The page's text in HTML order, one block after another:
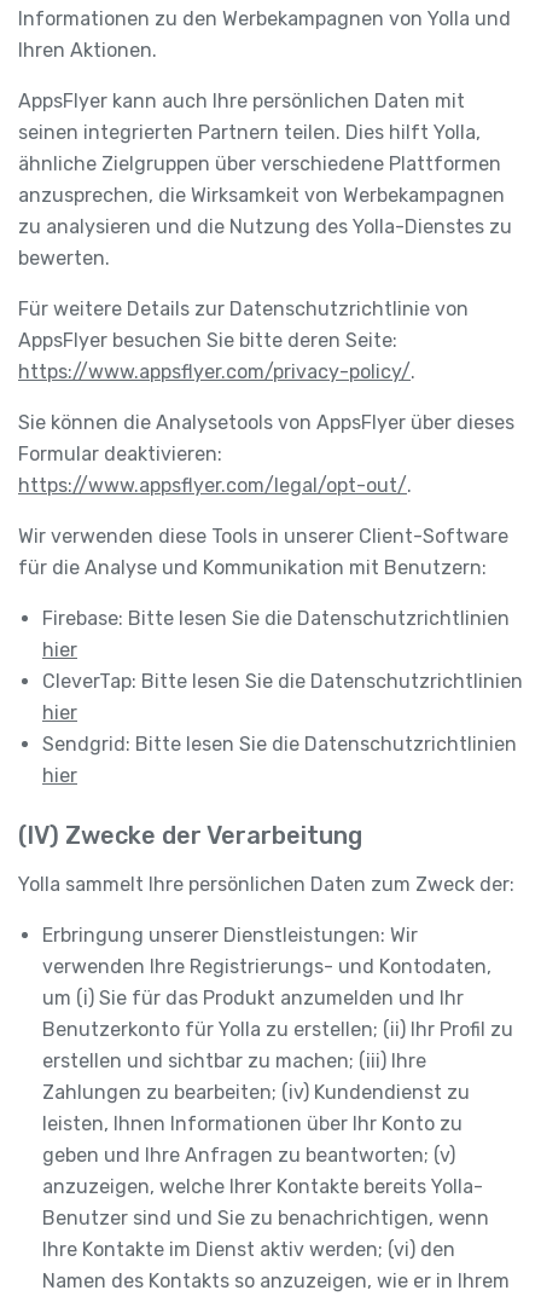
Informationen zu den Werbekampagnen von Yolla und
Ihren Aktionen.
AppsFlyer kann auch Ihre persönlichen Daten mit
seinen integrierten Partnern teilen. Dies hilft Yolla,
ähnliche Zielgruppen über verschiedene Plattformen
anzusprechen, die Wirksamkeit von Werbekampagnen
zu analysieren und die Nutzung des Yolla-Dienstes zu
bewerten.
Für weitere Details zur Datenschutzrichtlinie von
AppsFlyer besuchen Sie bitte deren Seite:
https://www.appsflyer.com/privacy-policy/.
Sie können die Analysetools von AppsFlyer über dieses
Formular deaktivieren:
https://www.appsflyer.com/legal/opt-out/.
Wir verwenden diese Tools in unserer Client-Software
für die Analyse und Kommunikation mit Benutzern:
Firebase: Bitte lesen Sie die Datenschutzrichtlinien
hier
CleverTap: Bitte lesen Sie die Datenschutzrichtlinien
hier
Sendgrid: Bitte lesen Sie die Datenschutzrichtlinien
hier
(IV) Zwecke der Verarbeitung
Yolla sammelt Ihre persönlichen Daten zum Zweck der:
Erbringung unserer Dienstleistungen: Wir
verwenden Ihre Registrierungs- und Kontodaten,
um (i) Sie für das Produkt anzumelden und Ihr
Benutzerkonto für Yolla zu erstellen; (ii) Ihr Profil zu
erstellen und sichtbar zu machen; (iii) Ihre
Zahlungen zu bearbeiten; (iv) Kundendienst zu
leisten, Ihnen Informationen über Ihr Konto zu
geben und Ihre Anfragen zu beantworten; (v)
anzuzeigen, welche Ihrer Kontakte bereits Yolla-
Benutzer sind und Sie zu benachrichtigen, wenn
Ihre Kontakte im Dienst aktiv werden; (vi) den
Namen des Kontakts so anzuzeigen, wie er in Ihrem